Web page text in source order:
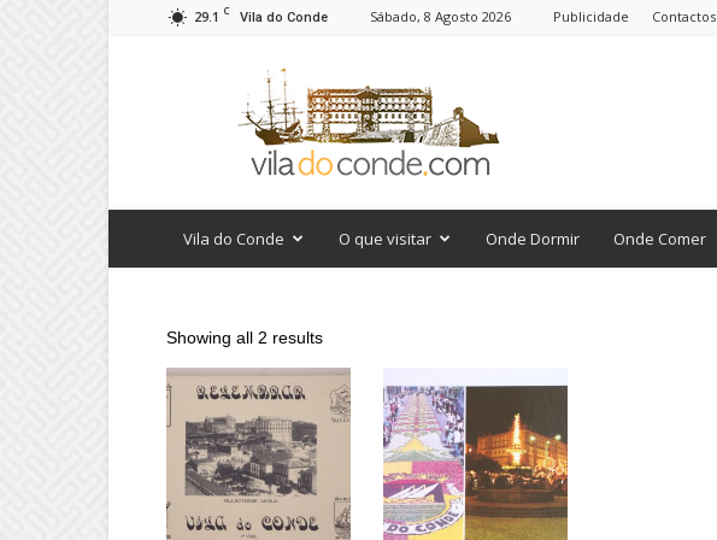
29.1 C Vila do Conde Sábado, 8 Agosto 2026 Publicidade Contactos
viladoconde.com
Vila do Conde O que visitar Onde Dormir Onde Comer
Showing all 2 results